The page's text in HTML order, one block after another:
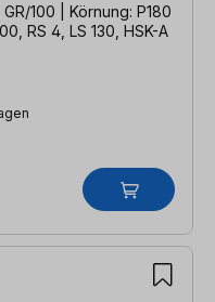
100 | Körnung: P180
RS 4, LS 130, HSK-A